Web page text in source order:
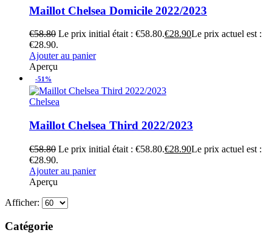
Maillot Chelsea Domicile 2022/2023
€58.80 Le prix initial était : €58.80.€28.90Le prix actuel est :
€28.90.
Ajouter au panier
Aperçu
-51%
Chelsea
Maillot Chelsea Third 2022/2023
€58.80 Le prix initial était : €58.80.€28.90Le prix actuel est :
€28.90.
Ajouter au panier
Aperçu
Afficher:
Catégorie